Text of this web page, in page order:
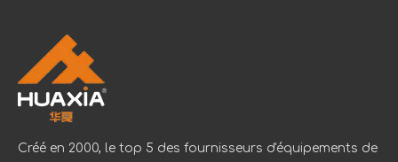
Créé en 2000, le top 5 des fournisseurs d'équipements de